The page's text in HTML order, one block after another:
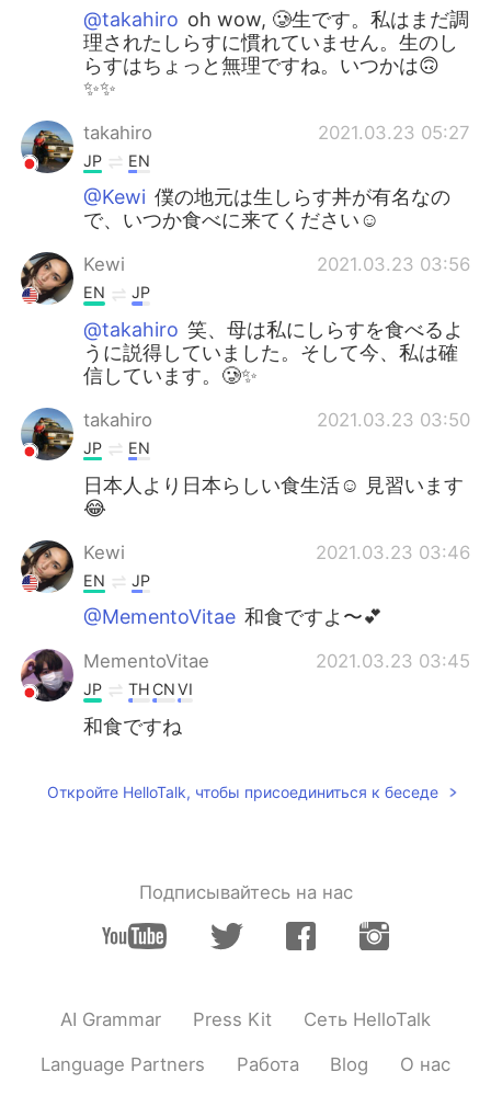
@takahiro oh wow, 🥲生です。私はまだ調
理されたしらすに慣れていません。生のし
らすはちょっと無理ですね。いつかは🙃
✨✨
takahiro 2021.03.23 05:27
JP EN
@Kewi 僕の地元は生しらす丼が有名なの
で、いつか食べに来てください☺
Kewi 2021.03.23 03:56
EN JP
@takahiro 笑、母は私にしらすを食べるよ
うに説得していました。そして今、私は確
信しています。🥲✨
takahiro 2021.03.23 03:50
JP EN
日本人より日本らしい食生活☺ 見習います
😂
Kewi 2021.03.23 03:46
EN JP
@MementoVitae 和食ですよ〜💕
MementoVitae 2021.03.23 03:45
JP TH CNVI
和食ですね
Откройте HelloTalk, чтобы присоединиться к беседе
Подписывайтесь на нас
AI Grammar Press Kit Сеть HelloTalk
Language Partners Работа Blog О нас